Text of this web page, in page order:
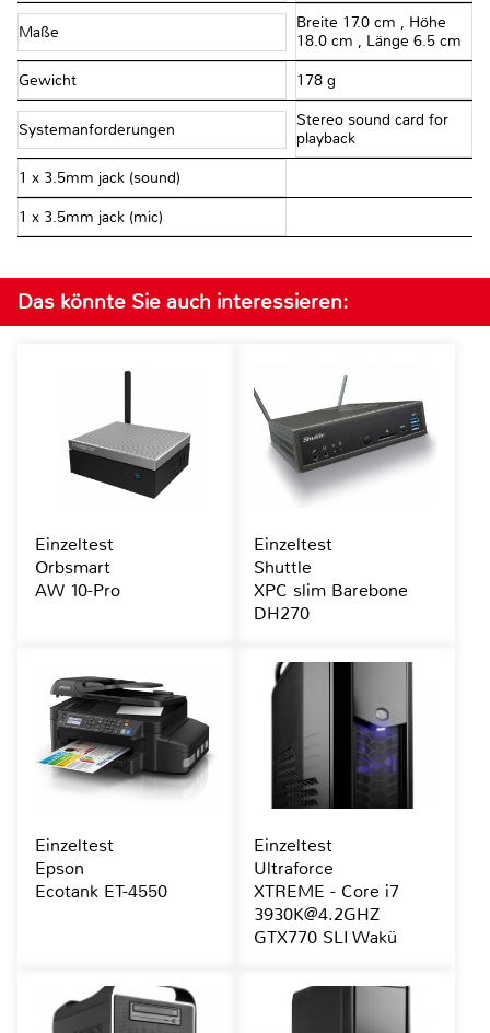
Maße
Breite 17.0 cm , Höhe
18.0 cm , Länge 6.5 cm
Gewicht 178 g
Systemanforderungen
Stereo sound card for
playback
1 x 3.5mm jack (sound)
1 x 3.5mm jack (mic)
Das könnte Sie auch interessieren:
Einzeltest
Orbsmart
AW 10-Pro
Einzeltest
Shuttle
XPC slim Barebone
DH270
Einzeltest
Epson
Ecotank ET-4550
Einzeltest
Ultraforce
XTREME - Core i7
3930K@4.2GHZ
GTX770 SLI Wakü